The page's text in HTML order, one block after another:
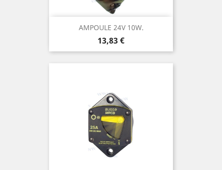
AMPOULE 24V 10W.
Prix
13,83 €